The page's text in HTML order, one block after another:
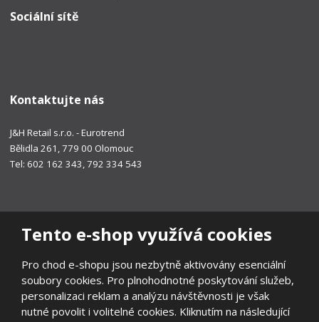
Tento e-shop využívá cookies
Pro chod e-shopu jsou nezbytně aktivovány esenciální
soubory cookies. Pro plnohodnotné poskytování služeb,
personalizaci reklam a analýzu návštěvnosti je však
nutné povolit i volitelné cookies. Kliknutím na následující
Sociální sítě
Kontaktujte nás
J&H Retail s.r.o. - Eurotrend
Bělidla 261, 779 00 Olomouc
Tel: 602 162 343, 792 334 543